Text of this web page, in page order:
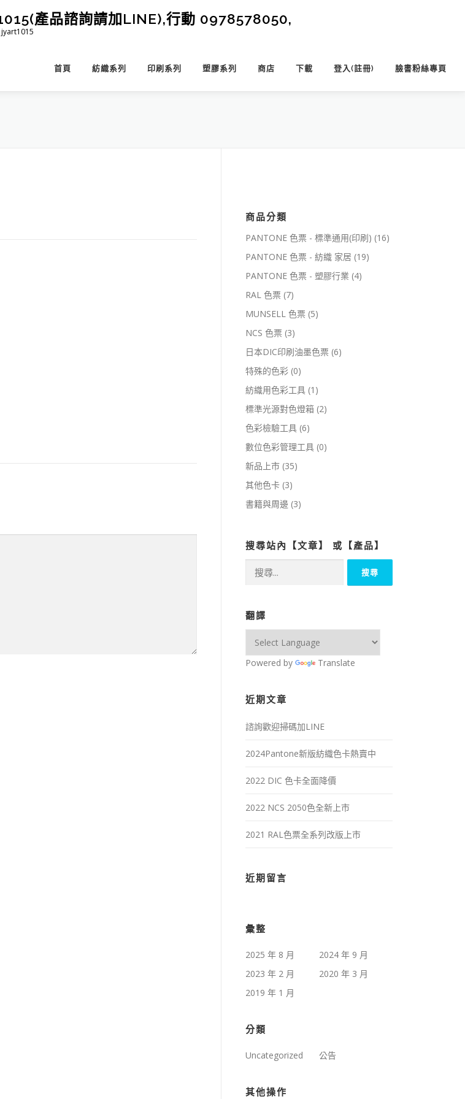
產品諮詢請加LINE),行動 0978578050,
jyart1015
首頁 紡織系列 印刷系列 塑膠系列 商店 下載 登入(註冊) 臉書粉絲專頁
商品分類
PANTONE 色票 - 標準通用(印刷) (16)
PANTONE 色票 - 紡織 家居 (19)
PANTONE 色票 - 塑膠行業 (4)
RAL 色票 (7)
MUNSELL 色票 (5)
NCS 色票 (3)
日本DIC印刷油墨色票 (6)
特殊的色彩 (0)
紡織用色彩工具 (1)
標準光源對色燈箱 (2)
色彩檢驗工具 (6)
數位色彩管理工具 (0)
新品上市 (35)
其他色卡 (3)
書籍與周邊 (3)
搜尋站內【文章】 或【產品】
鍵
字:
翻譯
Powered by Translate
近期文章
諮詢歡迎掃碼加LINE
2024Pantone新版紡織色卡熱賣中
2022 DIC 色卡全面降價
2022 NCS 2050色全新上市
2021 RAL色票全系列改版上市
近期留言
彙整
2025 年 8 月
2024 年 9 月
2023 年 2 月
2020 年 3 月
2019 年 1 月
分類
Uncategorized 公告
其他操作